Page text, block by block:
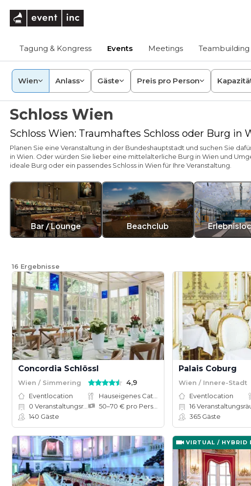
Tagung & Kongress Events Meetings Teambuilding
Wien Anlass Gäste Preis pro Person
Schloss Wien
Schloss Wien: Traumhaftes Schloss oder Burg in
Planen Sie eine Veranstaltung in der Bundeshauptstadt und suchen Sie
in Wien. Oder würden Sie lieber eine mittelalterliche Burg in Wien und
ideale Burg oder ein passendes Schloss in Wien für Ihre Veranstaltung.
Bar / Lounge Beachclub
16 Ergebnisse
Concordia Schlössl
Wien / Simmering 4,9
Eventlocation
0 Veranstaltungsräume
140 Gäste
Palais Coburg
Wien / Innere-Stadt
Eventlocation
16
365 Gäste
VIRTUAL / HYBRID